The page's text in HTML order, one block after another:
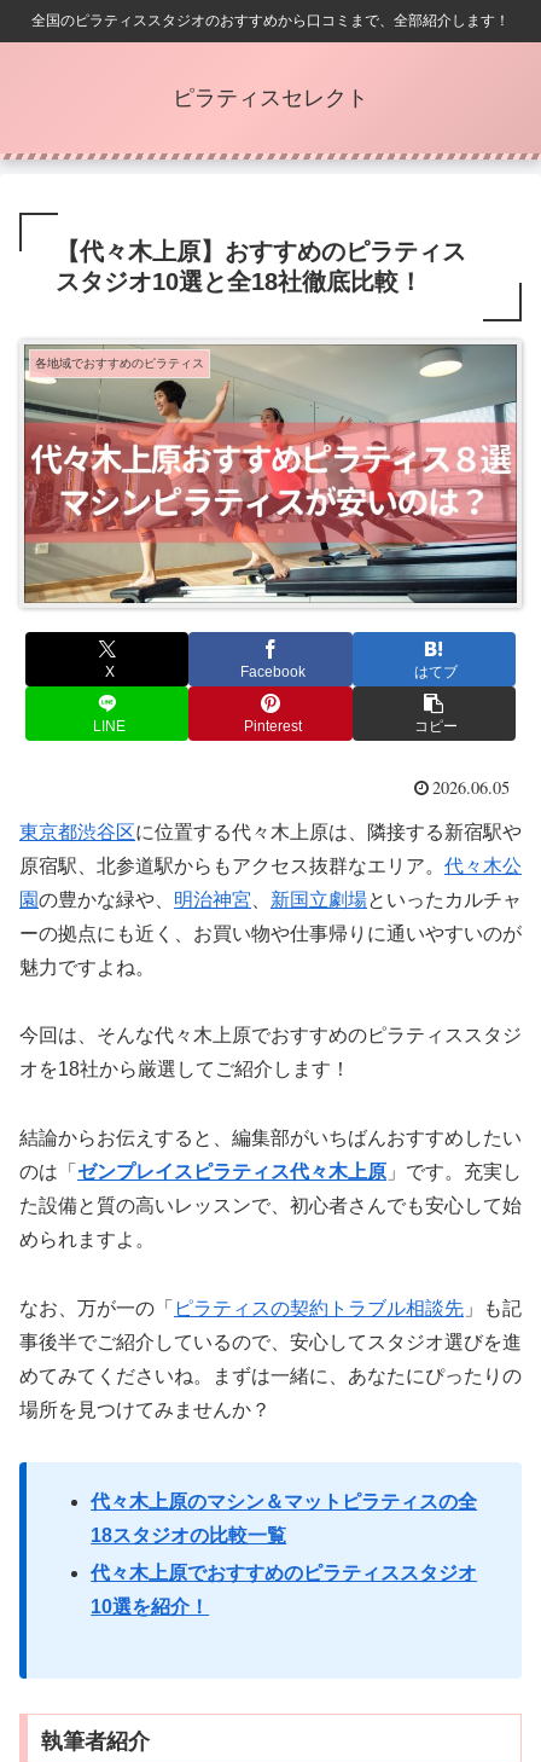
全国のピラティススタジオのおすすめから口コミまで、全部紹介します！
ピラティスセレクト
【代々木上原】おすすめのピラティス
スタジオ10選と全18社徹底比較！
各地域でおすすめのピラティス
X Facebook はてブ
LINE Pinterest コピー
2026.06.05
東京都渋谷区に位置する代々木上原は、隣接する新宿駅や
原宿駅、北参道駅からもアクセス抜群なエリア。 代々木公
園の豊かな緑や、 明治神宮 新国立劇場といったカルチャ
ーの拠点にも近く、お買い物や仕事帰りに通いやすいのが
魅力ですよね。
今回は、そんな代々木上原でおすすめのピラティススタジ
オを18社から厳選してご紹介します！
結論からお伝えすると、編集部がいちばんおすすめしたい
のは「 ゼンプレイスピラティス代々木上原 」です。充実し
た設備と質の高いレッスンで、初心者さんでも安心して始
められますよ。
なお、万が一の「 ピラティスの契約トラブル相談先 」も記
事後半でご紹介しているので、安心してスタジオ選びを進
めてみてくださいね。まずは一緒に、あなたにぴったりの
場所を見つけてみませんか？
代々木上原のマシン＆マットピラティスの全
18スタジオの比較一覧
代々木上原でおすすめのピラティススタジオ
10選を紹介！
執筆者紹介